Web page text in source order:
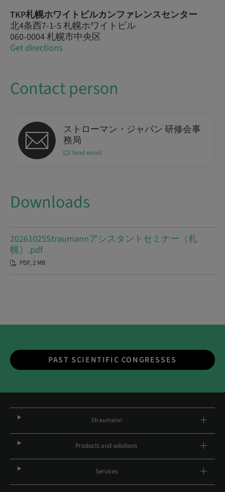
TKP札幌ホワイトビルカンファレンスセンター
北4条西7-1-5 札幌ホワイトビル
060-0004 札幌市中央区
Get directions
Contact person
ストローマン・ジャパン 研修会事
務局
Send email
Downloads
20261025Straumannアシスタントセミナー（札
幌）.pdf
PDF, 2 MB
PAST SCIENTIFIC CONGRESSES
Straumann
Products and solutions
Services